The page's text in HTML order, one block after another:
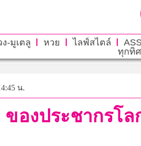
ง-มูเตลู หวย ไลฟ์สไตล์
ทุกทิ
น.
ของประชากร